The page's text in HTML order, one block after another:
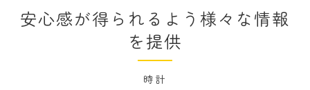
安心感が得られるよう様々な情報
を提供
時計